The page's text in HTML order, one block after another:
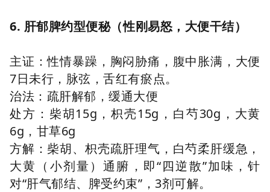
6. 肝郁脾约型便秘（性刚易怒，大便干结）
主证：性情暴躁，胸闷胁痛，腹中胀满，大便
7日未行，脉弦，舌红有瘀点。
治法：疏肝解郁，缓通大便
处方：柴胡15g，枳壳15g，白芍30g，大黄
6g，甘草6g
方解：柴胡、枳壳疏肝理气，白芍柔肝缓急，
大黄（小剂量）通腑，即“四逆散”加味，针
对“肝气郁结、脾受约束”，3剂可解。